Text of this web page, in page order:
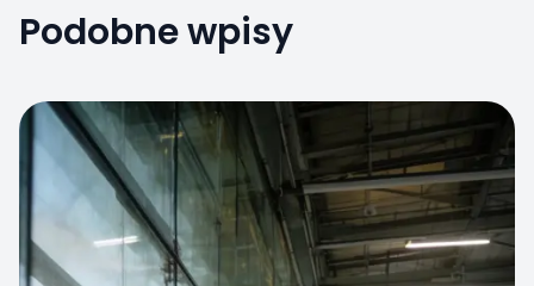
Podobne wpisy